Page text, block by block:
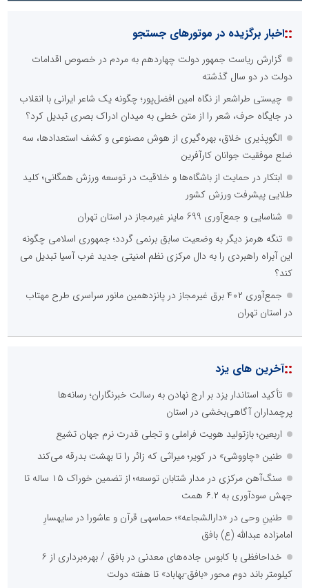
::اخبار برگزیده در موتورهای جستجو
گزارش ریاست جمهور دولت چهاردهم به مردم در خصوص اقدامات
دولت در دو سال گذشته
چیستی طراشعر از نگاه امین افضل‌پور؛ چگونه یک شاعر ایرانی با انقلاب
در جایگاه حرف، شعر را از متن خطی به میدان ادراک بصری تبدیل کرد؟
الگوپذیری خلاق، بهره‌گیری از هوش مصنوعی و کشف استعدادها، سه
ضلع موفقیت جوانان کارآفرین
ابتکار در حمایت از باشگاه‌ها و خلاقیت در توسعه ورزش همگانی؛ کلید
طلایی پیشرفت ورزش کشور
شناسایی و جمع‌آوری 699 ماینر غیرمجاز در استان تهران
تنگه هرمز دیگر به وضعیت سابق برنمی گردد؛ جمهوری اسلامی چگونه
این آبراه راهبردی را به دال مرکزی نظم امنیتی جدید غرب آسیا تبدیل می
کند؟
جمع‌آوری ۴۰۲ برق غیرمجاز در پانزدهمین مانور سراسری طرح مهتاب
در استان تهران
::آخرین های یزد
تأکید استاندار یزد بر ارج نهادن به رسالت خبرنگاران؛ رسانه‌ها
پرچمداران آگاهی‌بخشی در استان
اربعین؛ بازتولید هویت فراملی و تجلی قدرت نرم جهان تشیع
طنین «چاووشی» در کویر؛ میراثی که زائر را تا بهشت بدرقه می‌کند
سنگ‌آهن مرکزی در مدار شتابان توسعه؛ از تضمین خوراک ۱۵ ساله تا
جهش سودآوری به ۶.۲ همت
طنینِ وحی در «دارالشجاعه»؛ حماسهی قرآن و عاشورا در سایهسارِ
امامزاده عبدالله (ع) بافق
خداحافظی با کابوس جاده‌های معدنی در بافق / بهره‌برداری از ۶
کیلومتر باند دوم محور «بافق-بهاباد» تا هفته دولت